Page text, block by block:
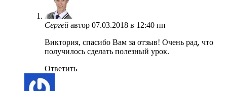
Сергей автор 07.03.2018 в 12:40 пп
Виктория, спасибо Вам за отзыв! Очень рад, что
получилось сделать полезный урок.
Ответить